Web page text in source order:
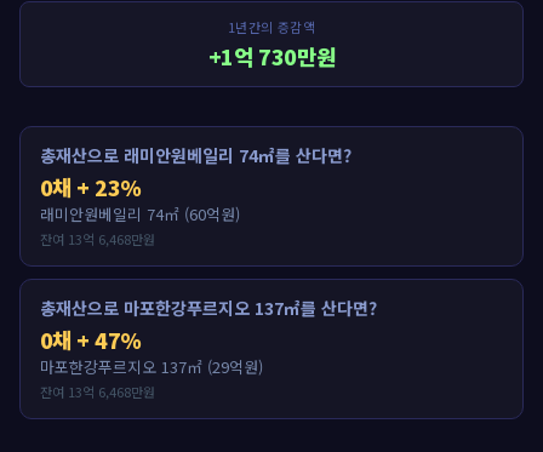
1년간의 증감액
+1억 730만원
총재산으로 래미안원베일리 74㎡를 산다면?
0채 + 23%
래미안원베일리 74㎡ (60억원)
잔여 13억 6,468만원
총재산으로 마포한강푸르지오 137㎡를 산다면?
0채 + 47%
마포한강푸르지오 137㎡ (29억원)
잔여 13억 6,468만원